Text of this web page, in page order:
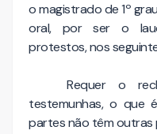
o magistrado de 1º
oral, por ser o
protestos, nos
Requer o
testemunhas, o que
partes não têm outras